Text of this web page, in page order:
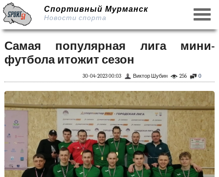
Спортивный Мурманск
Новости спорта
Самая популярная лига мини-
футбола итожит сезон
0
256
Виктор Шубин
30-04-2023 00:03